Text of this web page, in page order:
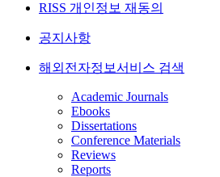
RISS 개인정보 재동의
공지사항
해외전자정보서비스 검색
Academic Journals
Ebooks
Dissertations
Conference Materials
Reviews
Reports